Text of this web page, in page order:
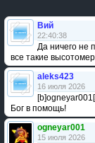
Вий
22:40:38
Да ничего не
все такие
aleks423
16 июля 2026
Бог в помощь!
ogneyar001
15 июля 2026